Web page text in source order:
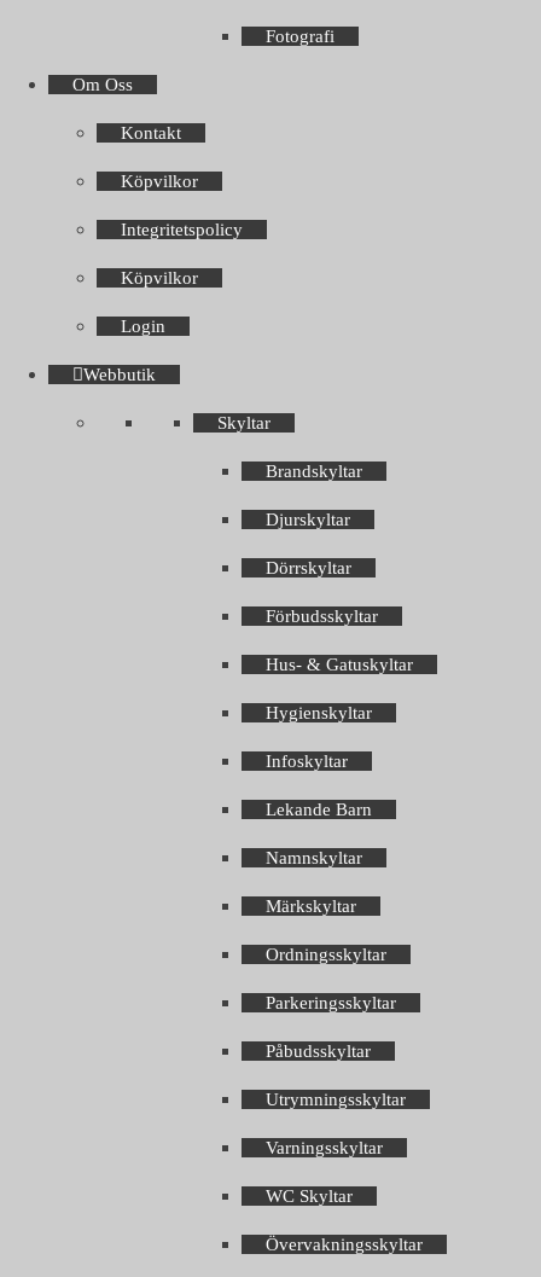
Fotografi
Om Oss
Kontakt
Köpvilkor
Integritetspolicy
Köpvilkor
Login
Webbutik
Skyltar
Brandskyltar
Djurskyltar
Dörrskyltar
Förbudsskyltar
Hus- & Gatuskyltar
Hygienskyltar
Infoskyltar
Lekande Barn
Namnskyltar
Märkskyltar
Ordningsskyltar
Parkeringsskyltar
Påbudsskyltar
Utrymningsskyltar
Varningsskyltar
WC Skyltar
Övervakningsskyltar